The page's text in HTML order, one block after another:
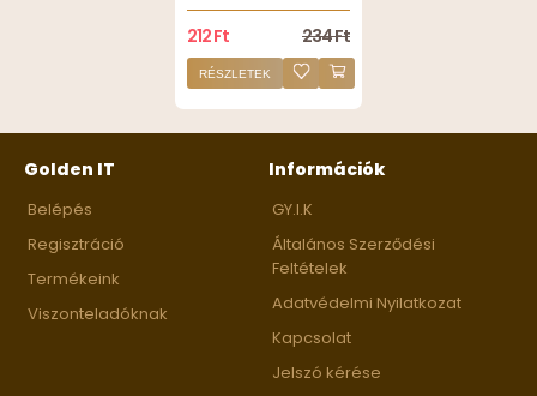
212 Ft 234 Ft
RÉSZLETEK
Golden IT
Belépés
Regisztráció
Termékeink
Viszonteladóknak
Információk
GY.I.K
Általános Szerződési
Feltételek
Adatvédelmi Nyilatkozat
Kapcsolat
Jelszó kérése